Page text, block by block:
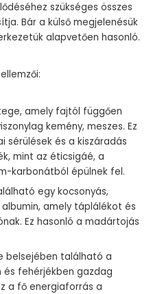
szükséges összes
Bár a külső megjelenésük
alapvetően hasonló.
amely fajtól függően
kemény, meszes. Ez
sérülések és a kiszáradás
mint az éticsigáé, a
karbonátból épülnek fel.
egy kocsonyás,
amely táplálékot és
Ez hasonló a madártojás
belsejében található a
és fehérjékben gazdag
a fő energiaforrás a